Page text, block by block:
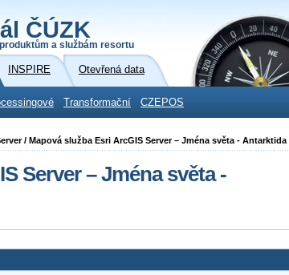
ČÚZK
a službám resortu
INSPIRE Otevřená data
Transformační CZEPOS
/ Mapová služba Esri ArcGIS Server – Jména světa - Antarktida
Server – Jména světa -